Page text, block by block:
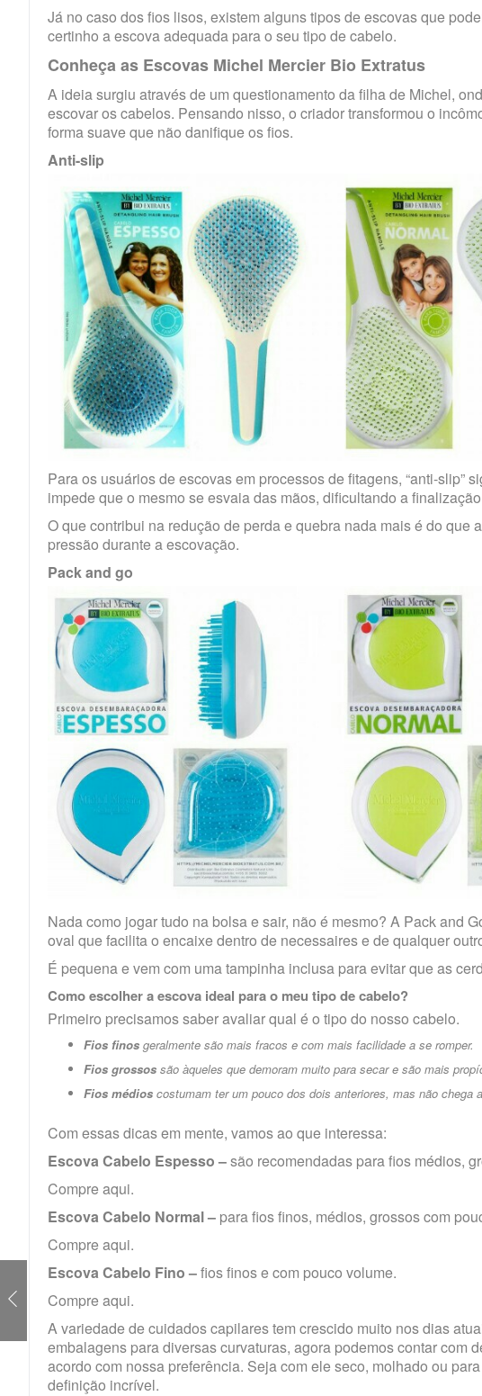
Já no caso dos fios lisos, existem alguns tipos de escovas que
certinho a escova adequada para o seu tipo de cabelo.
Conheça as Escovas Michel Mercier Bio Extratus
A ideia surgiu através de um questionamento da filha de Michel,
escovar os cabelos. Pensando nisso, o criador transformou o
forma suave que não danifique os fios.
Anti-slip
Para os usuários de escovas em processos de fitagens, “anti-slip”
impede que o mesmo se esvaia das mãos, dificultando a
O que contribui na redução de perda e quebra nada mais é do
pressão durante a escovação.
Pack and go
Nada como jogar tudo na bolsa e sair, não é mesmo? A Pack and
oval que facilita o encaixe dentro de necessaires e de qualquer
É pequena e vem com uma tampinha inclusa para evitar que as
Como escolher a escova ideal para o meu tipo de cabelo?
Primeiro precisamos saber avaliar qual é o tipo do nosso cabelo.
Fios finos geralmente são mais fracos e com mais facilidade a se romper.
Fios grossos são àqueles que demoram muito para secar e são mais
Fios médios costumam ter um pouco dos dois anteriores, mas não chega
Com essas dicas em mente, vamos ao que interessa:
Escova Cabelo Espesso –são recomendadas para fios médios,
Compre aqui.
Escova Cabelo Normal – para fios finos, médios, grossos com
Compre aqui.
Escova Cabelo Fino –fios finos e com pouco volume.
Compre aqui.
A variedade de cuidados capilares tem crescido muito nos dias
embalagens para diversas curvaturas, agora podemos contar com
acordo com nossa preferência. Seja com ele seco, molhado ou
definição incrível.